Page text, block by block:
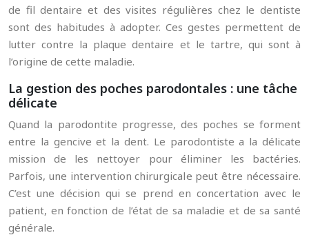
de fil dentaire et des visites régulières chez le dentiste
sont des habitudes à adopter. Ces gestes permettent de
lutter contre la plaque dentaire et le tartre, qui sont à
l’origine de cette maladie.
La gestion des poches parodontales : une tâche
délicate
Quand la parodontite progresse, des poches se forment
entre la gencive et la dent. Le parodontiste a la délicate
mission de les nettoyer pour éliminer les bactéries.
Parfois, une intervention chirurgicale peut être nécessaire.
C’est une décision qui se prend en concertation avec le
patient, en fonction de l’état de sa maladie et de sa santé
générale.